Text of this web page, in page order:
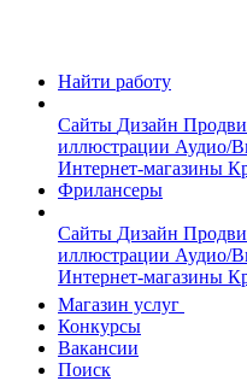
Найти работу
Сайты Дизайн
иллюстрации Аудио/
Интернет-магазины
Фрилансеры
Сайты Дизайн
иллюстрации Аудио/
Интернет-магазины
Магазин услуг
Конкурсы
Вакансии
Поиск